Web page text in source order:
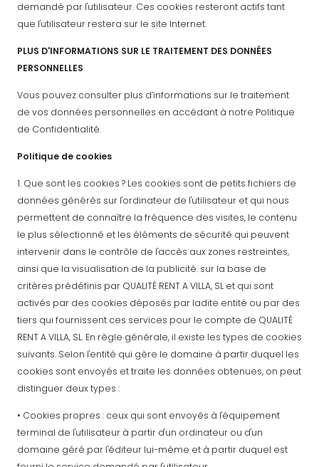
demandé par l'utilisateur. Ces cookies resteront actifs tant
que l'utilisateur restera sur le site Internet.
PLUS D'INFORMATIONS SUR LE TRAITEMENT DES DONNÉES
PERSONNELLES
Vous pouvez consulter plus d’informations sur le traitement
de vos données personnelles en accédant à notre Politique
de Confidentialité.
Politique de cookies
1. Que sont les cookies ? Les cookies sont de petits fichiers de
données générés sur l'ordinateur de l'utilisateur et qui nous
permettent de connaître la fréquence des visites, le contenu
le plus sélectionné et les éléments de sécurité qui peuvent
intervenir dans le contrôle de l'accès aux zones restreintes,
ainsi que la visualisation de la publicité. sur la base de
critères prédéfinis par QUALITÉ RENT A VILLA, SL et qui sont
activés par des cookies déposés par ladite entité ou par des
tiers qui fournissent ces services pour le compte de QUALITÉ
RENT A VILLA, SL. En règle générale, il existe les types de cookies
suivants. Selon l'entité qui gère le domaine à partir duquel les
cookies sont envoyés et traite les données obtenues, on peut
distinguer deux types :
• Cookies propres : ceux qui sont envoyés à l'équipement
terminal de l'utilisateur à partir d'un ordinateur ou d'un
domaine géré par l'éditeur lui-même et à partir duquel est